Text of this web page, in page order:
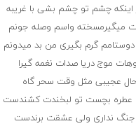
اینکه چشم تو چشم بشی با غریبه
میگیرمسخته واسم وصله جونم
دوستامم گرم بگیری من بد میدونم
موج دریا صدات نغمه گیرا
عجیبی مثل وقت سحر گاه
عطره بچست تو لبخندت کشندست
جنگ نداری ولی عشقت برندست